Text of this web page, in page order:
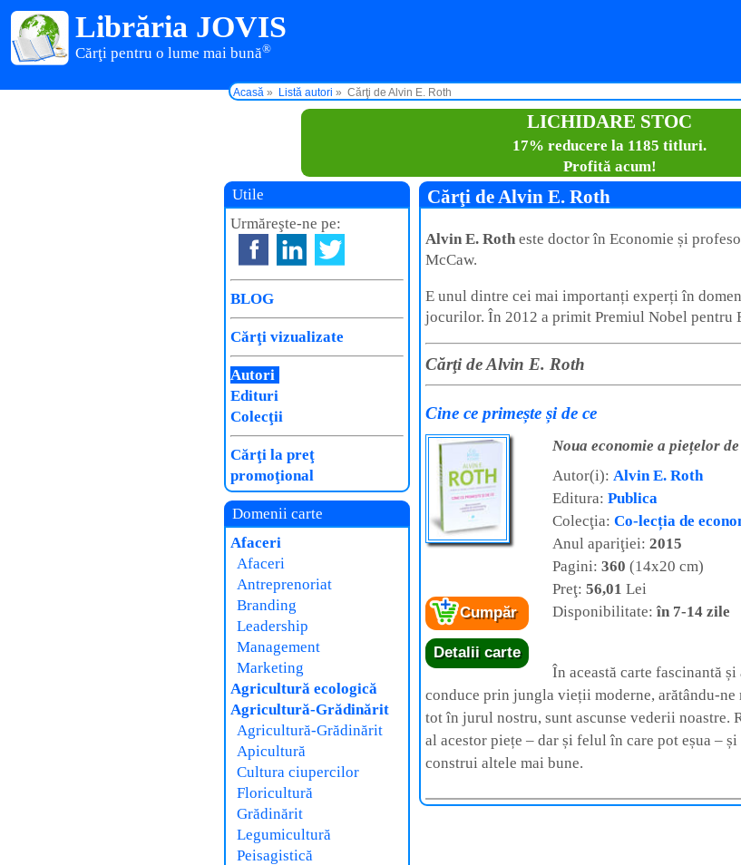
Librăria JOVIS
Cărţi pentru o lume mai bună®
Acasă Listă autori Cărţi de Alvin E. Roth
LICHIDARE STOC
17% reducere la 1185 titluri.
Profită acum!
Cărţi de Alvin E. Roth
Alvin E. Roth este doctor în Economie și
McCaw.
E unul dintre cei mai importanți experți în
jocurilor. În 2012 a primit Premiul Nobel pentru
Cărţi de Alvin E. Roth
Cine ce primește și de ce
Cumpăr
Detalii carte
Noua economie a piețelor
Autor(i): Alvin E. Roth
Editura: Publica
Colecţia: Co-lecția de
Anul apariţiei: 2015
Pagini: 360 (14x20 cm)
Preţ: 56,01 Lei
Disponibilitate:în 7-14 zile
În această carte fascinantă
conduce prin jungla vieții moderne, arătându-ne
tot în jurul nostru, sunt ascunse vederii noastre.
al acestor piețe – dar și felul în care pot eșua –
construi altele mai bune.
Utile
Urmăreşte-ne pe:
BLOG
Cărţi vizualizate
Autori
Edituri
Colecţii
Cărţi la preţ
promoţional
Domenii carte
Afaceri
Afaceri
Antreprenoriat
Branding
Leadership
Management
Marketing
Agricultură ecologică
Agricultură-Grădinărit
Agricultură-Grădinărit
Apicultură
Cultura ciupercilor
Floricultură
Grădinărit
Legumicultură
Peisagistică